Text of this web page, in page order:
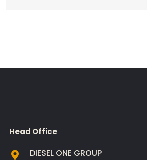
Head Office
DIESEL ONE GROUP